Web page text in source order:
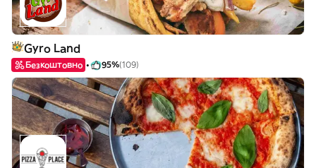
Gyro Land
Безкоштовно 95%(109)